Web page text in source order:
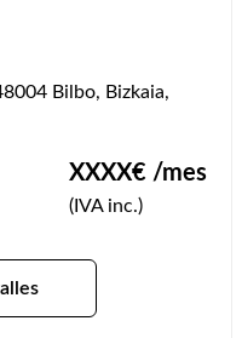
Bilbo, Bizkaia,
XXXX€ /mes
(IVA inc.)